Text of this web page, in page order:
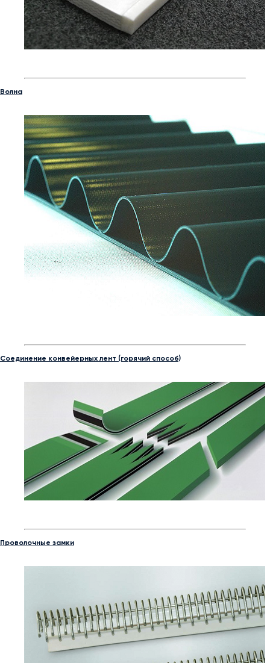
Волна
Соединение конвейерных лент (горячий способ)
Проволочные замки